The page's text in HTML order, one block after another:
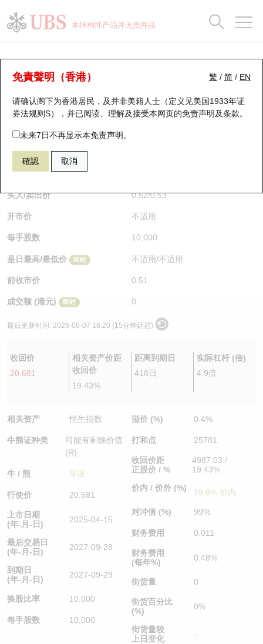
本结构性产品并无抵押品
繁 / 简 / EN
免責聲明（香港）
请确认阁下为香港居民，及并非美籍人士（定义见美国1933年证
券法规则S），并已阅读、理解及接受本网页的免责声明及条款。
未来7日不再显示本免责声明。
確認 取消
牛熊证分析仪
表现 街货统计 比较
64753 瑞银牛证 HSI 恒生指数
$0.52 0.01 (+1.96%)
买入/卖出价 0.52/0.53
开市价 不适用
每手股数 10,000
是日最高/最低价 即时 不适用/不适用
前收市价 0.51
成交额 (港元) 即时 0
最后更新时间: 2026-08-07 16:20 (15分钟延迟)
收回价
20,681
相关资产价距
收回价
19.43%
距离到期日
418日
实际杠杆 (倍)
4.9倍
相关资产 恒生指数
牛熊证种类
可能有剩馀价值
(R)
牛 / 熊 牛证
行使价 20,581
上市日期
(年-月-日)
2025-04-15
最后交易日
(年-月-日)
2027-09-28
到期日
(年-月-日)
2027-09-29
换股比率 10,000
每手股数 10,000
溢价 (%) 0.4%
打和点 25781
收回价距
正股价 / %
4987.03 /
19.43%
价内 / 价外 (%)
19.8% 价内
对冲值 (%) 99%
财务费用 0.011
财务费用
(每年%)
0.48%
街货量 0
街货百分比
(%)
0%
街货量较
上日变化
-
瑞银认股证一览
新发行瑞银认股证
即将到期认股证
认股证到期结算价查找
认股证分析仪
认股证速算机
认股证/牛熊证日志
认股证文件及公告
街货统计
比较
牛熊全景快搜
牛熊证搜寻
牛熊证街货分布图
正股牛熊证列表
新发行瑞银牛熊证
已收回牛熊证剩余价值
牛熊证到期结算价查找
牛熊证分析仪
牛熊证文件及公告
街货统计
比较
十大升幅/跌幅
十大认股证成交分布
十天股证占大市成交
资金流
街货统计
三十大平均引伸波幅
正股分析仪
二十大活跃股份
恒指成份股
国指成份股
科指成份股
相关资产沽空
中资ETFs溢价比较
AH 股价对照
持股比重
显示所有持股比重
每月轮证大市专题
轮证专栏
讲座及教育短片
认股证投资者教育
牛熊证投资者教育
认股证牛熊证常问问题